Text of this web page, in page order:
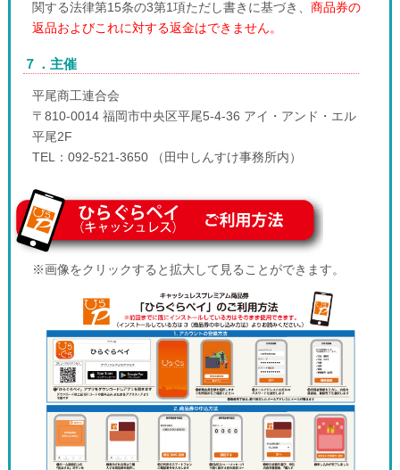
関する法律第15条の3第1項ただし書きに基づき、 商品券の
返品およびこれに対する返金はできません。
７．主催
平尾商工連合会
〒810-0014 福岡市中央区平尾5-4-36 アイ・アンド・エル
平尾2F
TEL：092-521-3650 （田中しんすけ事務所内）
※画像をクリックすると拡大して見ることができます。